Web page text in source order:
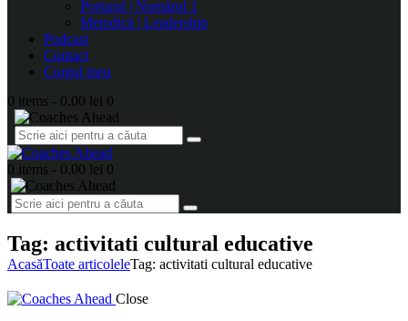
Portarul | Numărul 1
Metodică | Leadership
Podcast
Contact
Contul meu
0 items - 0.00 lei 0
0 items - 0.00 lei 0
Tag: activitati cultural educative
AcasăToate articoleleTag: activitati cultural educative
Close